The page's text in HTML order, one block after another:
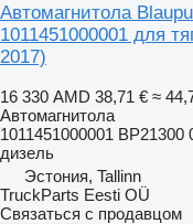
Автомагнитола
1011451000001 для
2017)
16 330 AMD 38,71 € ≈
Автомагнитола
1011451000001 BP21300
дизель
Эстония, Tallinn
TruckParts Eesti OÜ
Связаться с продавцом